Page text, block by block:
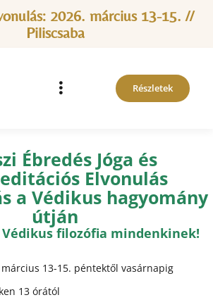
2026. március 13-15. //
Piliscsaba
Részletek
Ébredés Jóga és
Elvonulás
a Védikus hagyomány
útján
Védikus filozófia mindenkinek!
13-15. péntektől vasárnapig
13 órától